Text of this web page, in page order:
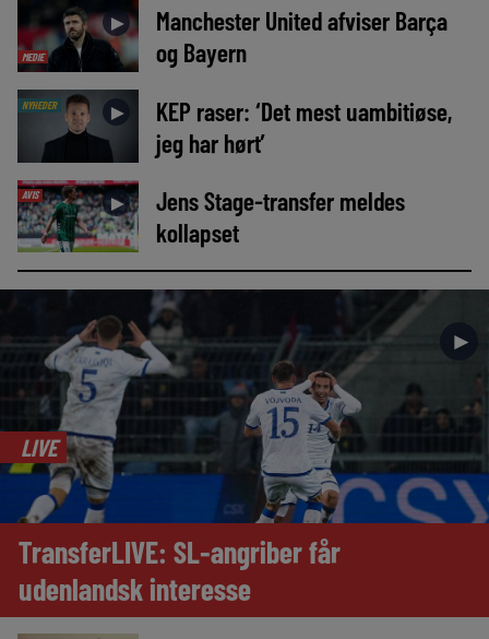
MEDIE
►
Manchester United afviser Barça
og Bayern
NYHEDER ►
KEP raser: ‘Det mest uambitiøse,
jeg har hørt’
AVIS ►
Jens Stage-transfer meldes
kollapset
►
LIVE
TransferLIVE: SL-angriber får
udenlandsk interesse